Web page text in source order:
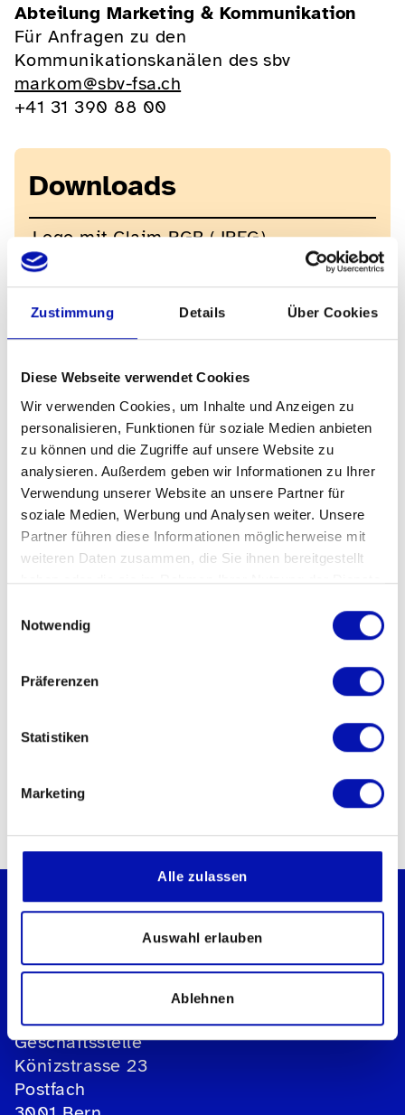
Zustimmung Details Über Cookies
Diese Webseite verwendet Cookies
Wir verwenden Cookies, um Inhalte und Anzeigen zu
personalisieren, Funktionen für soziale Medien anbieten
zu können und die Zugriffe auf unsere Website zu
analysieren. Außerdem geben wir Informationen zu Ihrer
Verwendung unserer Website an unsere Partner für
soziale Medien, Werbung und Analysen weiter. Unsere
Partner führen diese Informationen möglicherweise mit
weiteren Daten zusammen, die Sie ihnen bereitgestellt
haben oder die sie im Rahmen Ihrer Nutzung der Dienste
Notwendig
Präferenzen
Statistiken
Marketing
Alle zulassen
Auswahl erlauben
Ablehnen
Abteilung Marketing & Kommunikation
Für Anfragen zu den
Kommunikationskanälen des sbv
markom@sbv-fsa.ch
+41 31 390 88 00
Downloads
Logo mit Claim RGB (JPEG)
downloaden
downloaden
downloaden
Logo ohne Claim CMYK (JPEG)
downloaden
Links
zum Thema Sehbehinderung
Schweizerischer Blinden- und
Sehbehindertenverband sbv
Geschäftsstelle
Könizstrasse 23
Postfach